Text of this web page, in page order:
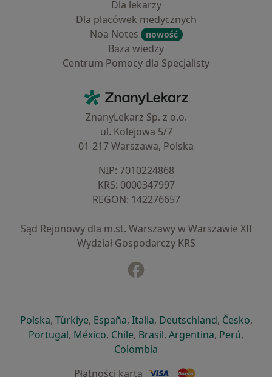
Dla lekarzy
Dla placówek medycznych
Noa Notes
nowość
Baza wiedzy
Centrum Pomocy dla Specjalisty
ZnanyLekarz - Strona główna
ZnanyLekarz Sp. z o.o.
ul. Kolejowa 5/7
01-217 Warszawa, Polska
NIP: ⁠7010224868
KRS: ⁠0000347997
REGON: ⁠142276657
Sąd Rejonowy dla m.st. Warszawy w Warszawie XII
Wydział Gospodarczy KRS
Polskaotwiera się w nowej karcie
, Türkiyeotwiera się w nowej karcie
, Españaotwiera się w nowej karcie
, Italiaotwiera się w nowej
, Deutschlandotwiera się
, Česko,
Portugalotwiera się w nowej karcie
, Méxicootwiera się w nowej karcie
, Chileotwiera się w nowej karcie
, Brasilotwiera się w nowej
, Argentinaotwiera się
, Perú,
Colombia
Płatności kartą